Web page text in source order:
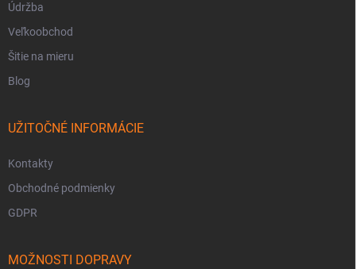
Údržba
Veľkoobchod
Šitie na mieru
Blog
UŽITOČNÉ INFORMÁCIE
Kontakty
Obchodné podmienky
GDPR
MOŽNOSTI DOPRAVY